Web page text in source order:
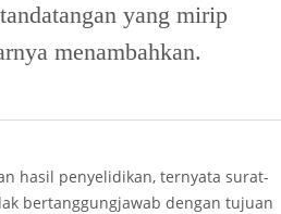
yang mirip
menambahkan.
hasil penyelidikan, ternyata surat-
bertanggungjawab dengan tujuan